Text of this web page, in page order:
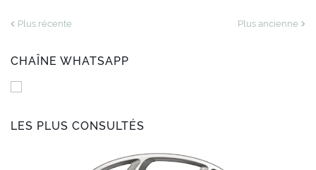
Plus récente Plus ancienne
CHAÎNE WHATSAPP
LES PLUS CONSULTÉS